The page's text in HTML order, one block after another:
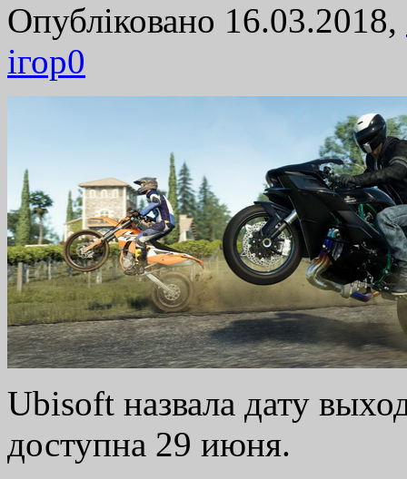
Опубліковано 16.03.2018,
ігор0
Ubisoft назвала дату
доступна 29 июня.